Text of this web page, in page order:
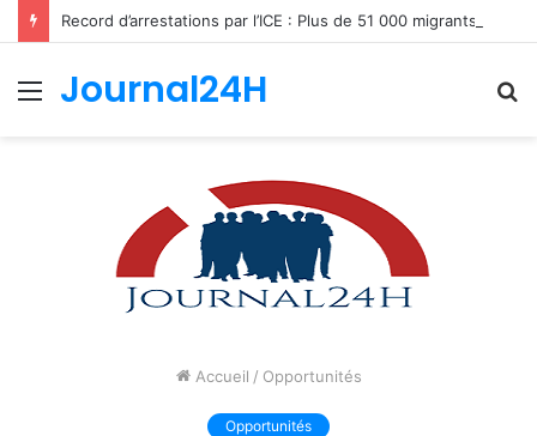
Menu
Journal24H
Accueil / Opportunités
Opportunités